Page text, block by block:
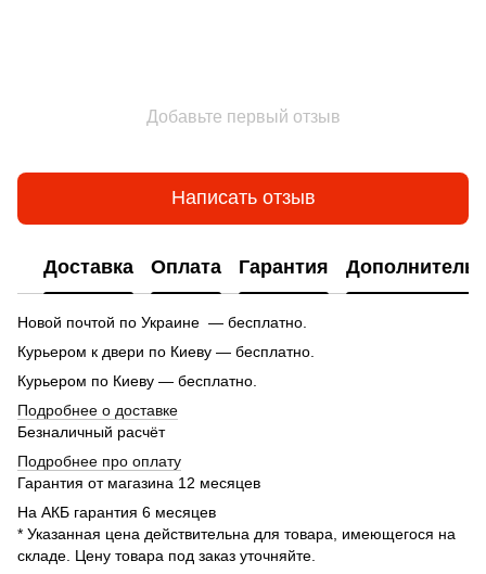
Добавьте первый отзыв
Написать отзыв
Доставка Оплата Гарантия
Новой почтой по Украине — бесплатно.
Курьером к двери по Киеву — бесплатно.
Курьером по Киеву — бесплатно.
Подробнее о доставке
Безналичный расчёт
Подробнее про оплату
Гарантия от магазина 12 месяцев
На АКБ гарантия 6 месяцев
* Указанная цена действительна для товара, имеющегося на
складе. Цену товара под заказ уточняйте.